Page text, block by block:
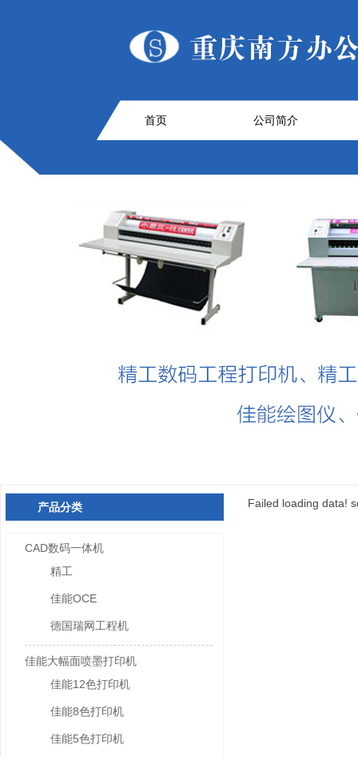
首页 公司简介
产品分类
CAD数码一体机
精工
佳能OCE
德国瑞网工程机
佳能大幅面喷墨打印机
佳能12色打印机
佳能8色打印机
佳能5色打印机
Failed loading data!